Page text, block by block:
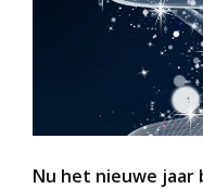
Nu het nieuwe jaar